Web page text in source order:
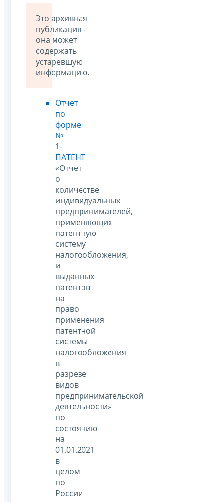
Это архивная
публикация -
она может
содержать
устаревшую
информацию.
Отчет
по
форме
№
1-
ПАТЕНТ
«Отчет
о
количестве
индивидуальных
предпринимателей,
применяющих
патентную
систему
налогообложения,
и
выданных
патентов
на
право
применения
патентной
системы
налогообложения
в
разрезе
видов
предпринимательской
деятельности»
по
состоянию
на
01.01.2021
в
целом
по
России